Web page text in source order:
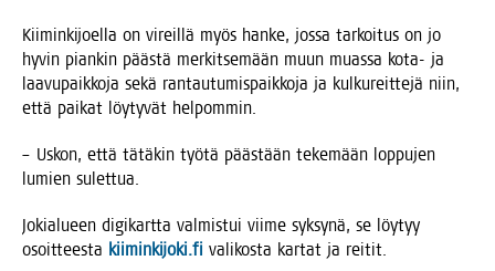
Kii­min­ki­joel­la on vireil­lä myös han­ke, jos­sa tar­koi­tus on jo
hyvin pian­kin pääs­tä mer­kit­se­mään muun muas­sa kota- ja
laa­vu­paik­ko­ja sekä ran­tau­tu­mis­paik­ko­ja ja kul­ku­reit­te­jä niin,
että pai­kat löy­ty­vät helpommin.
– Uskon, että tätä­kin työ­tä pääs­tään teke­mään lop­pu­jen
lumien sulettua.
Jokia­lu­een digi­kart­ta val­mis­tui vii­me syk­sy­nä, se löy­tyy
osoit­tees­ta kiiminkijoki.fi vali­kos­ta kar­tat ja reitit.